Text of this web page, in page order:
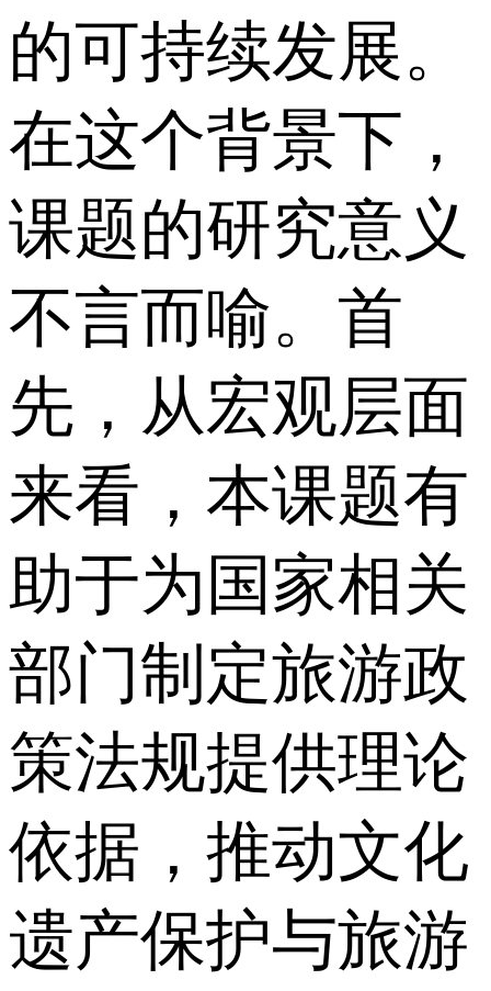
的可持续发展。
在这个背景下，
课题的研究意义
不言而喻。首
先，从宏观层面
来看，本课题有
助于为国家相关
部门制定旅游政
策法规提供理论
依据，推动文化
遗产保护与旅游